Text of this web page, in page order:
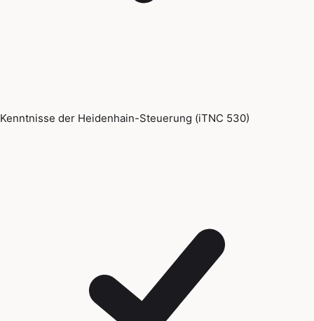
Kenntnisse der Heidenhain-Steuerung (iTNC 530)